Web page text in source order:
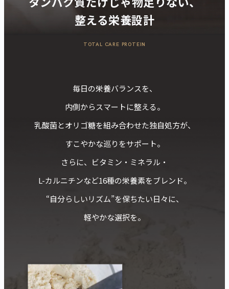
整える栄養設計
TOTAL CARE PROTEIN
毎日の栄養バランスを、
内側からスマートに整える。
乳酸菌とオリゴ糖を組み合わせた独自処方が、
すこやかな巡りをサポート。
さらに、ビタミン・ミネラル・
L-カルニチンなど16種の栄養素をブレンド。
“自分らしいリズム”を保ちたい日々に、
軽やかな選択を。